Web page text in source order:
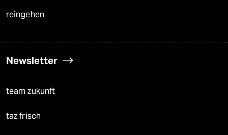
reingehen
Newsletter
team zukunft
taz frisch